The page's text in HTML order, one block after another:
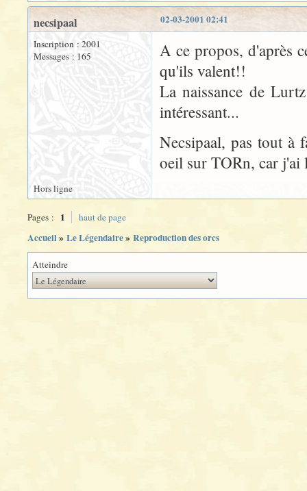
02-03-2001 02:41
necsipaal
Inscription : 2001
Messages : 165
A ce propos, d'après
qu'ils valent!!
La naissance de
intéressant...
Necsipaal, pas tout à
oeil sur TORn, car j'ai
Hors ligne
Pages : 1 haut de page
Accueil» Le Légendaire» Reproduction des orcs
Atteindre